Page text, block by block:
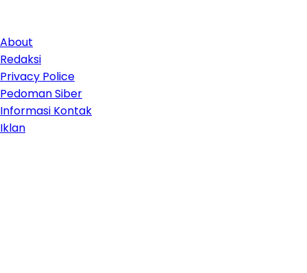
About
Redaksi
Privacy Police
Pedoman Siber
Informasi Kontak
Iklan